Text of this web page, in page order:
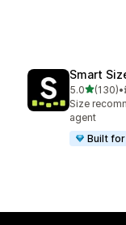
Smart
5.0เต็ม 5 ดา
(130)
ทั้งหมด 130•
Size
agent
Built